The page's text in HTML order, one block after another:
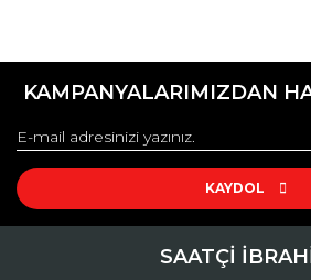
konularda yetersiz gördüğünüz
Görüş ve önerileriniz için teşekkür
Ürün resmi kalitesiz, bozuk veya
Ürün açıklamasında eksik bilgiler
Ürün fiyatı diğer sitelerden daha pahalı.
KAMPANYALARIMIZDAN
KAYDOL
SAATÇİ